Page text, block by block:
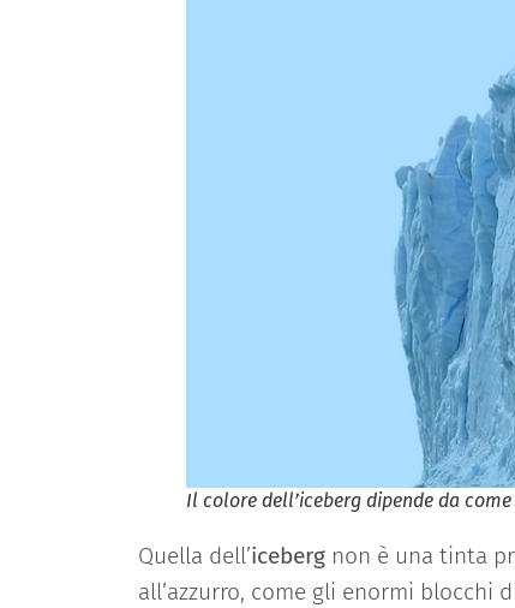
Il colore dell’iceberg dipende da
Quella dell’iceberg non è una tinta
all’azzurro, come gli enormi blocchi